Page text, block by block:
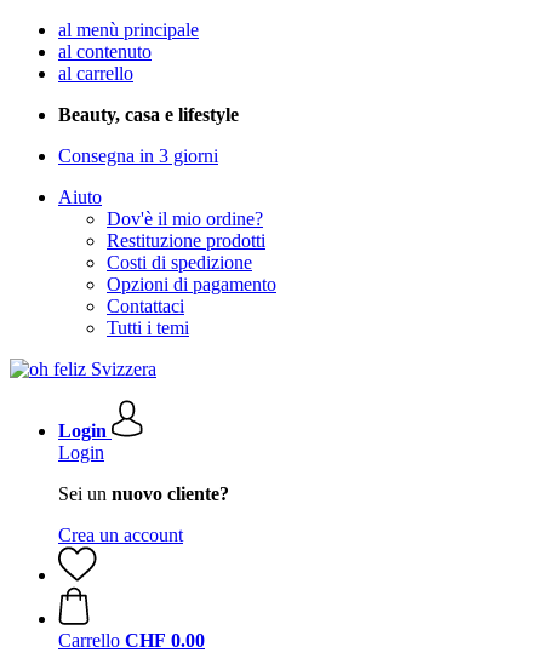
al menù principale
al contenuto
al carrello
Beauty, casa e lifestyle
Consegna in 3 giorni
Aiuto
Dov'è il mio ordine?
Restituzione prodotti
Costi di spedizione
Opzioni di pagamento
Contattaci
Tutti i temi
Login
Login
Sei un nuovo cliente?
Crea un account
Carrello CHF 0.00